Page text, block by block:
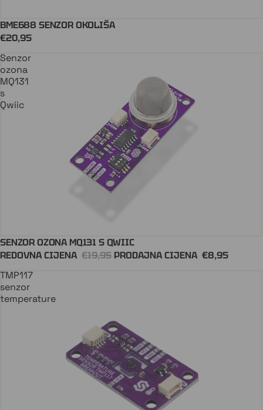
Dodaj U Košaricu
BME688 SENZOR OKOLIŠA
€20,95
Senzor
ozona
MQ131
s
Qwiic
QWIIC
Dodaj U Košaricu
SENZOR OZONA MQ131 S QWIIC
REDOVNA CIJENA €19,95 PRODAJNA CIJENA €8,95
TMP117
senzor
temperature